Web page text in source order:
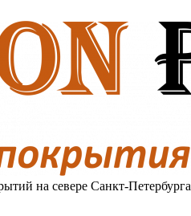
на севере Санкт-Петербурга